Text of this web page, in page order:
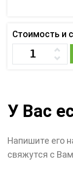
Стоимость и
У Вас
Напишите его
свяжутся с